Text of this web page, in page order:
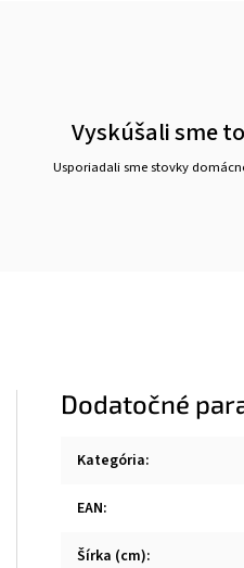
Vyskúšali sme to
Usporiadali sme stovky
Dodatočné
Kategória:
EAN:
Šírka (cm):